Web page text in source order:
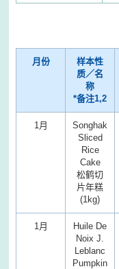
月份
样本性
质／名
称
*备注1,2
1月
Songhak
Sliced
Rice
Cake
松鹤切
片年糕
(1kg)
1月
Huile De
Noix J.
Leblanc
Pumpkin